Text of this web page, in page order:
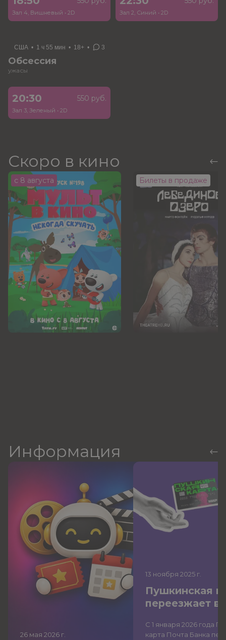
Зал 4, Вишневый • 2D Зал 2, Синий • 2D
США • 1 ч 55 мин • 18+ • 3
Обсессия
ужасы
20:30 550 руб.
Зал 3, Зеленый • 2D
Скоро в кино
с 8 августа Билеты в продаже
Информация
26 мая 2026 г.
13 ноября 2025 г.
Пушкинская
переезжает в
С 1 января 2026 года
карта Почта Банка